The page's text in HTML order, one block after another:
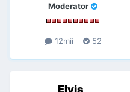
Moderator
12mii 52
Elvis